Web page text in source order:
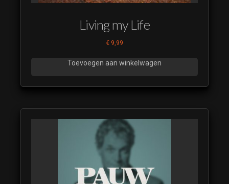
Living my Life
€ 9,99
Toevoegen aan winkelwagen